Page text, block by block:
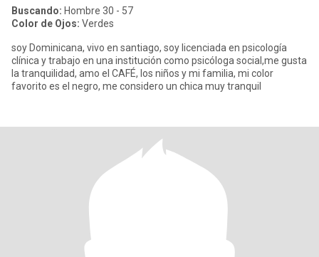
Buscando: Hombre 30 - 57
Color de Ojos: Verdes
soy Dominicana, vivo en santiago, soy licenciada en psicología
clínica y trabajo en una institución como psicóloga social,me gusta
la tranquilidad, amo el CAFÉ, los niños y mi familia, mi color
favorito es el negro, me considero un chica muy tranquil